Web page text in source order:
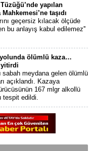
yapılan
taşıdı
geçersiz kılacak ölçüde
bu anlayış kabul edilemez''
ölümlü kaza…
yitirdi
meydana gelen ölümlü
açıklandı. Kazaya
167 mlgr alkollü
tespit edildi.